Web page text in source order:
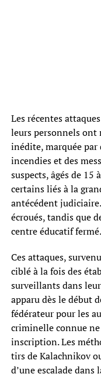
Les récentes
leurs personnels ont
inédite, marquée par
incendies et des
suspects, âgés de 15
certains liés à la
antécédent
écroués, tandis que
centre éducatif fermé.
Ces attaques,
ciblé à la fois des
surveillants dans
apparu dès le début
fédérateur pour les
criminelle connue ne
inscription. Les
tirs de Kalachnikov
d’une escalade